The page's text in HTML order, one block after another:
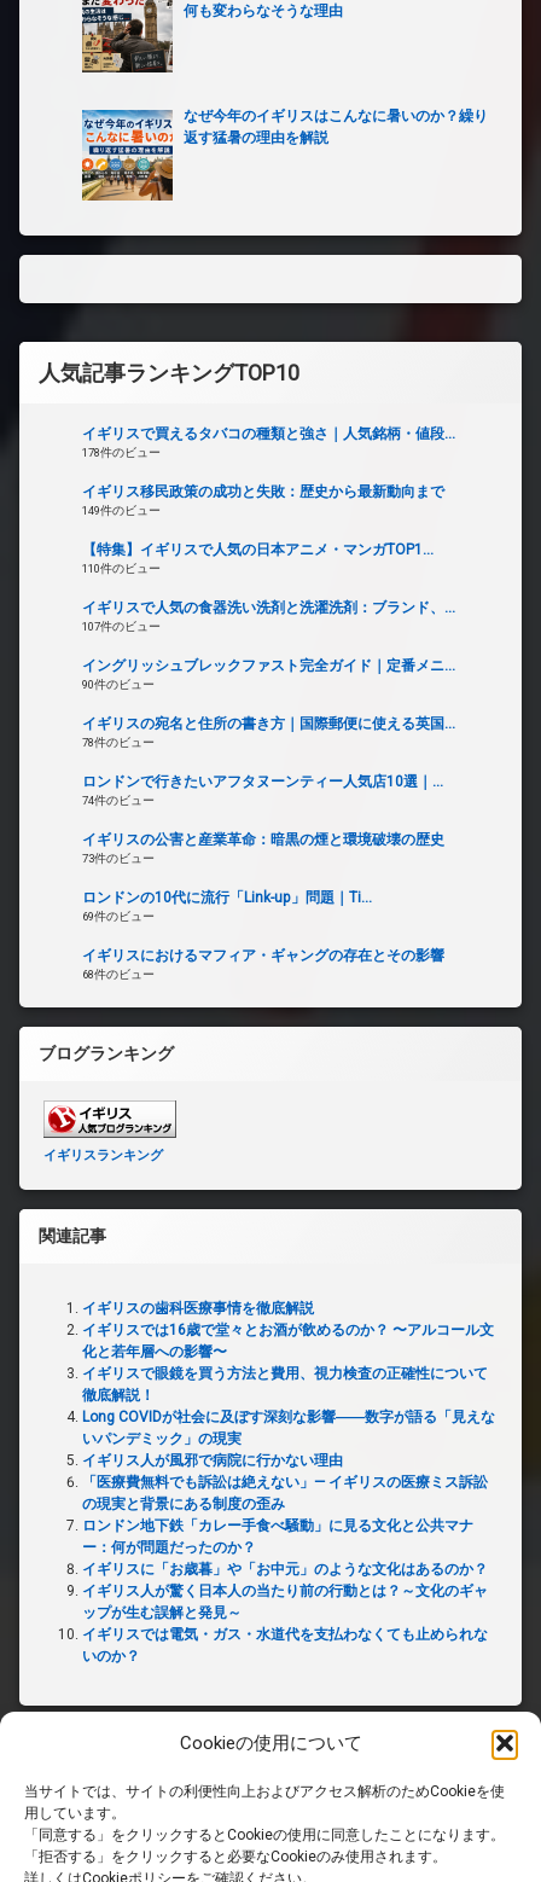
Cookieの使用について
当サイトでは、サイトの利便性向上およびアクセス解析のためCookieを使
用しています。
「同意する」をクリックするとCookieの使用に同意したことになります。
「拒否する」をクリックすると必要なCookieのみ使用されます。
詳しくはCookieポリシーをご確認ください。
何も変わらなそうな理由
なぜ今年のイギリスはこんなに暑いのか？繰り
返す猛暑の理由を解説
人気記事ランキングTOP10
イギリスで買えるタバコの種類と強さ｜人気銘柄・値段...
178件のビュー
イギリス移民政策の成功と失敗：歴史から最新動向まで
149件のビュー
【特集】イギリスで人気の日本アニメ・マンガTOP1...
110件のビュー
イギリスで人気の食器洗い洗剤と洗濯洗剤：ブランド、...
107件のビュー
イングリッシュブレックファスト完全ガイド｜定番メニ...
90件のビュー
イギリスの宛名と住所の書き方｜国際郵便に使える英国...
78件のビュー
ロンドンで行きたいアフタヌーンティー人気店10選｜...
74件のビュー
イギリスの公害と産業革命：暗黒の煙と環境破壊の歴史
73件のビュー
ロンドンの10代に流行「Link-up」問題｜Ti...
69件のビュー
イギリスにおけるマフィア・ギャングの存在とその影響
68件のビュー
ブログランキング
イギリスランキング
関連記事
イギリスの歯科医療事情を徹底解説
イギリスでは16歳で堂々とお酒が飲めるのか？ 〜アルコール文
化と若年層への影響〜
イギリスで眼鏡を買う方法と費用、視力検査の正確性について
徹底解説！
Long COVIDが社会に及ぼす深刻な影響――数字が語る「見えな
いパンデミック」の現実
イギリス人が風邪で病院に行かない理由
「医療費無料でも訴訟は絶えない」— イギリスの医療ミス訴訟
の現実と背景にある制度の歪み
ロンドン地下鉄「カレー手食べ騒動」に見る文化と公共マナ
ー：何が問題だったのか？
イギリスに「お歳暮」や「お中元」のような文化はあるのか？
イギリス人が驚く日本人の当たり前の行動とは？～文化のギャ
ップが生む誤解と発見～
イギリスでは電気・ガス・水道代を支払わなくても止められな
いのか？
ホーム
PRIVACY POLICY